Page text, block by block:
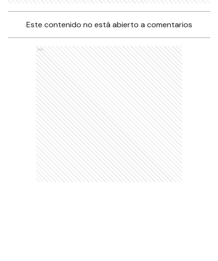
Este contenido no está abierto a comentarios
Ads